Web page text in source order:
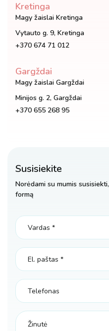
Kretinga
Magy žaislai Kretinga
Vytauto g. 9, Kretinga
+370 674 71 012
Gargždai
Magy žaislai Gargždai
Minijos g. 2, Gargždai
+370 655 268 95
Susisiekite
Norėdami su mumis
formą